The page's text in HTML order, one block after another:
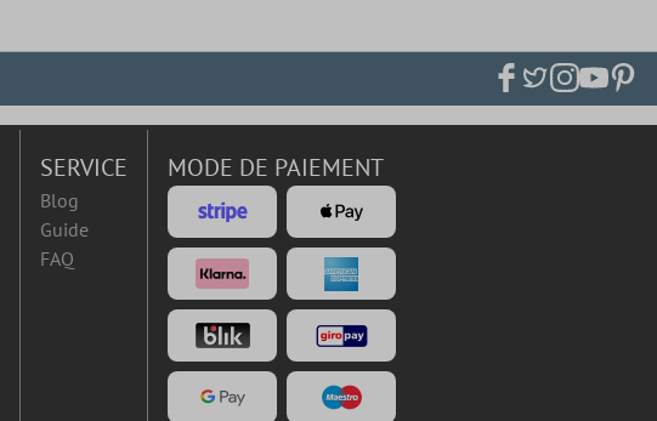
SERVICE
Blog
Guide
FAQ
MODE DE PAIEMENT